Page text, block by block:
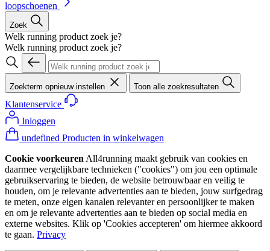
loopschoenen
Zoek
Welk running product zoek je?
Welk running product zoek je?
Zoekterm opnieuw instellen Toon alle zoekresultaten
Klantenservice
Inloggen
undefined Producten in winkelwagen
Cookie voorkeuren All4running maakt gebruik van cookies en
daarmee vergelijkbare technieken ("cookies") om jou een optimale
gebruikservaring te bieden, de website betrouwbaar en veilig te
houden, om je relevante advertenties aan te bieden, jouw surfgedrag
te meten, onze eigen kanalen relevanter en persoonlijker te maken
en om je relevante advertenties aan te bieden op social media en
externe websites. Klik op 'Cookies accepteren' om hiermee akkoord
te gaan. Privacy